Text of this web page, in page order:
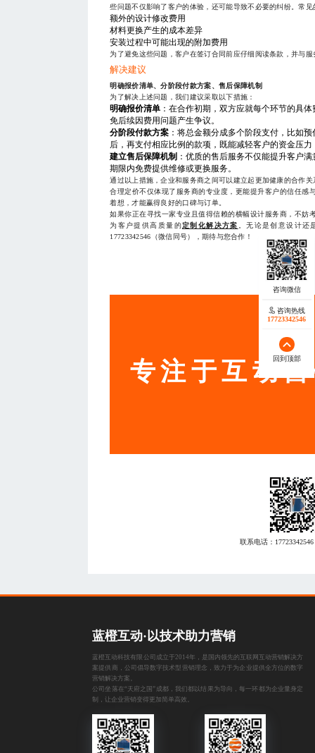
些问题不仅影响了客户的体验，还可能导致不必要的纠纷。常
额外的设计修改费用
材料更换产生的成本差异
安装过程中可能出现的附加费用
为了避免这些问题，客户在签订合同前应仔细阅读条款，并与
解决建议
明确报价清单、分阶段付款方案、售后保障机制
为了解决上述问题，我们建议采取以下措施：
明确报价清单 ：在合作初期，双方应就每个环节的具
免后续因费用问题产生争议。
分阶段付款方案 ：将总金额分成多个阶段支付，比如
后，再支付相应比例的款项，既能减轻客户的资金压
建立售后保障机制 ：优质的售后服务不仅能提升客户
期限内免费提供维修或更换服务。
通过以上措施，企业和服务商之间可以建立起更加健康的合作
合理定价不仅体现了服务商的专业度，更能提升客户的信任感
着想，才能赢得良好的口碑与订单。
如果你正在寻找一家专业且值得信赖的横幅设计服务商，不妨
为客户提供高质量的定制化解决方案 。无论是创意设计还
17723342546（微信同号），期待与您合作！
— THE
服务
专注于互动
联系电话： 17723342546
咨询热线
17723342546
回到顶部
蓝橙互动·以技术助力营销
蓝橙互动科技有限公司成立于2014年，是国内领先的互联网互动营销解决方
案提供商，公司倡导数字技术型营销理念，致力于为企业提供全方位的数字
营销解决方案。
公司坐落在“天府之国”成都，我们都以结果为导向，每一环都为企业量身定
制，让企业营销变得更加简单高效。